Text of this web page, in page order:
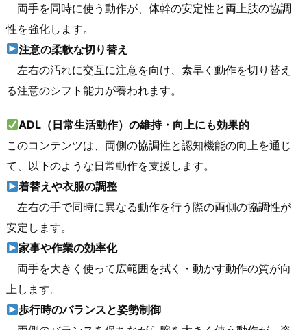
両手を同時に使う動作が、体幹の安定性と両上肢の協調
性を強化します。
注意の柔軟な切り替え
左右の汚れに交互に注意を向け、素早く動作を切り替え
る注意のシフト能力が養われます。
ADL（日常生活動作）の維持・向上にも効果的
このコンテンツは、両側の協調性と認知機能の向上を通じ
て、以下のような日常動作を支援します。
着替えや衣服の調整
左右の手で同時に異なる動作を行う際の両側の協調性が
安定します。
家事や作業の効率化
両手を大きく使って広範囲を拭く・動かす動作の質が向
上します。
歩行時のバランスと姿勢制御